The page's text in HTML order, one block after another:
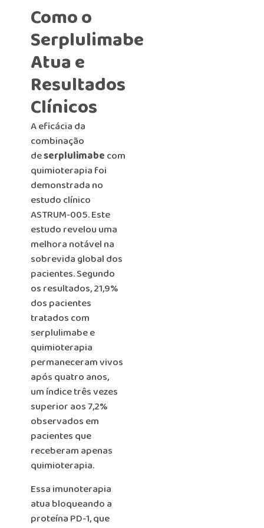
Como o
Serplulimabe
Atua e
Resultados
Clínicos
A eficácia da
combinação
deserplulimabecom
quimioterapia foi
demonstrada no
estudo clínico
ASTRUM-005. Este
estudo revelou uma
melhora notável na
sobrevida global dos
pacientes. Segundo
os resultados, 21,9%
dos pacientes
tratados com
serplulimabe e
quimioterapia
permaneceram vivos
após quatro anos,
um índice três vezes
superior aos 7,2%
observados em
pacientes que
receberam apenas
quimioterapia.
Essa imunoterapia
atua bloqueando a
proteína PD-1, que